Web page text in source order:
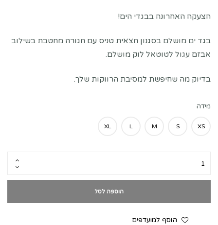
הצעקה האחרונה בבגדי הים!
בגד ים מושלם בסגנון חצאית טניס עם חגורה מחטבת בשילוב
אבזם עגול לטוטאל לוק מושלם.
בדיוק מה שחיפשת למסיבת הרווקות שלך.
מידה
XS
S
M
L
XL
הוספה לסל
הוסף למועדפים